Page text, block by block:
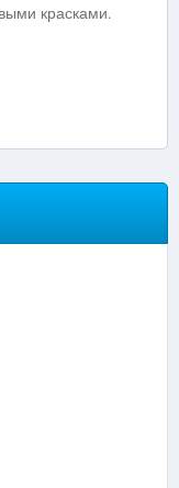
красками.